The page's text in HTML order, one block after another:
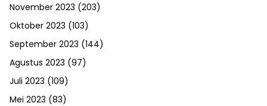
November 2023 (203)
Oktober 2023 (103)
September 2023 (144)
Agustus 2023 (97)
Juli 2023 (109)
Mei 2023 (83)